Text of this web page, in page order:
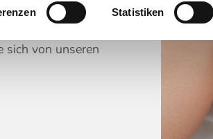
Statistiken
effektive
sich von unseren